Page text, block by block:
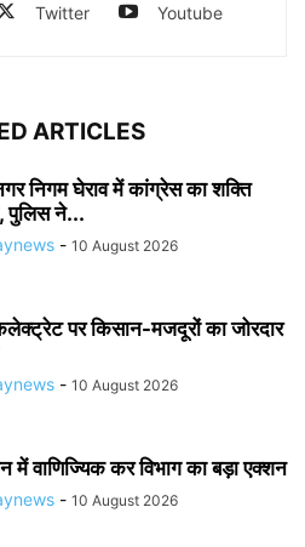
Twitter Youtube
ARTICLES
निगम घेराव में कांग्रेस का शक्ति
पुलिस ने...
- 10 August 2026
पर किसान-मजदूरों का जोरदार
- 10 August 2026
में वाणिज्यिक कर विभाग का बड़ा एक्शन
- 10 August 2026